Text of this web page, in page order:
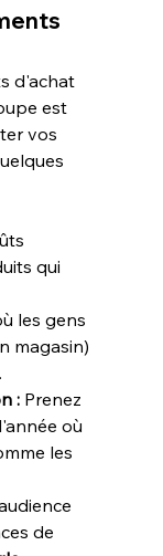
d'achat
est
vos
qui
les gens
magasin)
: Prenez
où
les
de